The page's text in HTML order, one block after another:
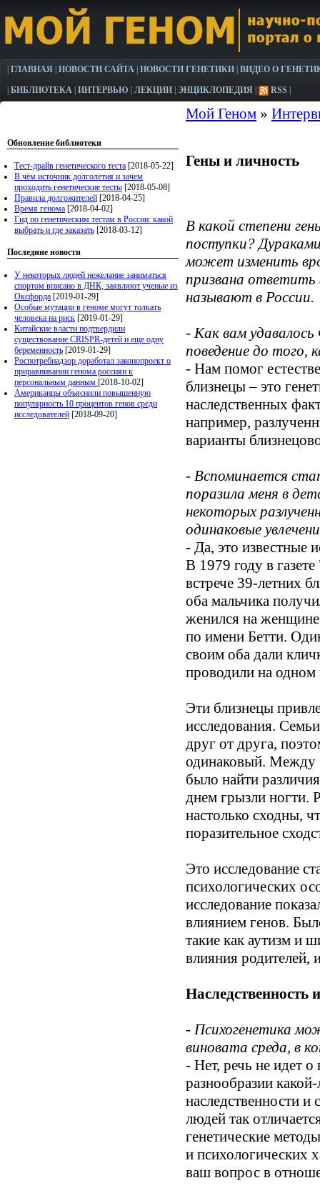
ГЛАВНАЯ НОВОСТИ САЙТА НОВОСТИ ГЕНЕТИКИ ВИДЕО О
БИБЛИОТЕКА ИНТЕРВЬЮ ЛЕКЦИИ ЭНЦИКЛОПЕДИЯ RSS
Обновление библиотеки
Тест-драйв генетического теста [2018-05-22]
В чём источник долголетия и зачем
проходить генетические тесты [2018-05-08]
Правила долгожителей [2018-04-25]
Время генома [2018-04-02]
Гид по генетическим тестам в России: какой
выбрать и где заказать [2018-03-12]
Последние новости
У некоторых людей нежелание заниматься
спортом вписано в ДНК, заявляют ученые из
Оксфорда [2019-01-29]
Особые мутации в геноме могут толкать
человека на риск [2019-01-29]
Китайские власти подтвердили
существование CRISPR-детей и еще одну
беременность [2019-01-29]
Роспотребнадзор доработал законопроект о
приравнивании генома россиян к
персональным данным [2018-10-02]
Американцы объяснили повышенную
популярность 10 процентов генов среди
исследователей [2018-09-20]
Мой Геном »
Гены и личность
В какой степени
поступки?
может изменить
призвана ответить
называют в России.
- Как вам
поведение до того,
- Нам помог
близнецы – это
наследственных
например,
варианты
- Вспоминается
поразила меня в
некоторых
одинаковые
- Да, это известные
В 1979 году в
встрече 39-летних
оба мальчика
женился на
по имени Бетти.
своим оба дали
проводили на
Эти близнецы
исследования.
друг от друга,
одинаковый. Между
было найти
днем грызли ногти.
настолько сходны,
поразительное
Это исследование
психологических
исследование
влиянием генов.
такие как аутизм и
влияния родителей,
Наследственность
- Психогенетика
виновата среда, в
- Нет, речь не идет
разнообразии
наследственности и
людей так
генетические
и психологических
ваш вопрос в